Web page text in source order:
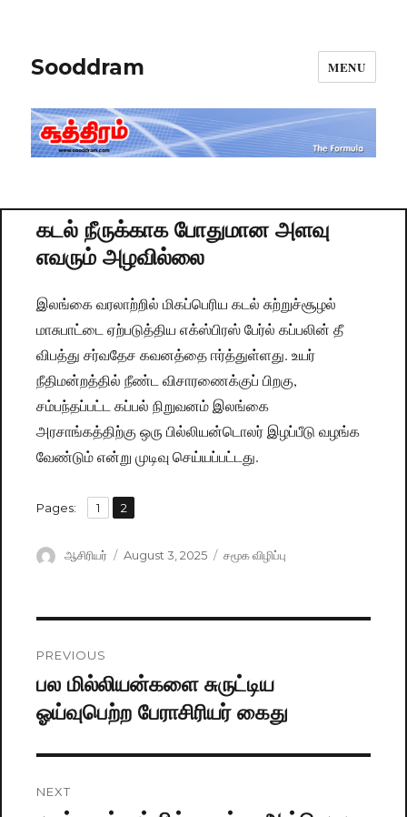
Sooddram MENU
கடல் நீருக்காக போதுமான அளவு
எவரும் அழவில்லை
இலங்கை வரலாற்றில் மிகப்பெரிய கடல் சுற்றுச்சூழல்
மாசுபாட்டை ஏற்படுத்திய எக்ஸ்பிரஸ் பேர்ல் கப்பலின் தீ
விபத்து சர்வதேச கவனத்தை ஈர்த்துள்ளது. உயர்
நீதிமன்றத்தில் நீண்ட விசாரணைக்குப் பிறகு,
சம்பந்தப்பட்ட கப்பல் நிறுவனம் இலங்கை
அரசாங்கத்திற்கு ஒரு பில்லியன்டொலர் இழப்பீடு வழங்க
வேண்டும் என்று முடிவு செய்யப்பட்டது.
Pages: Page
1 ,
Page
2
Author
ஆசிரியர்
Posted
August 3, 2025 Categories
சமூக விழிப்பு
navigation
PREVIOUS
Previous
post:
பல மில்லியன்களை சுருட்டிய
ஓய்வுபெற்ற பேராசிரியர் கைது
NEXT